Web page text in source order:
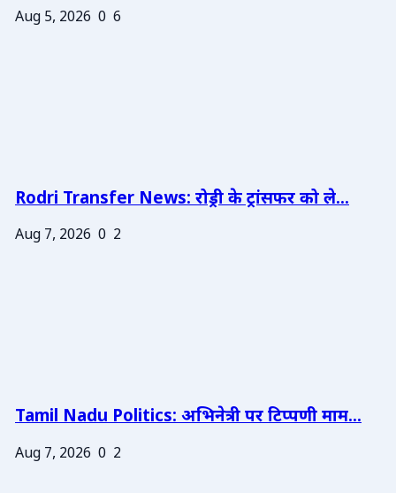
Aug 5, 2026 0 6
Rodri Transfer News: रोड्री के ट्रांसफर को ले...
Aug 7, 2026 0 2
Tamil Nadu Politics: अभिनेत्री पर टिप्पणी माम...
Aug 7, 2026 0 2